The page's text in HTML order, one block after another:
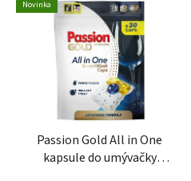
Novinka
Passion Gold All in One
kapsule do umývačky